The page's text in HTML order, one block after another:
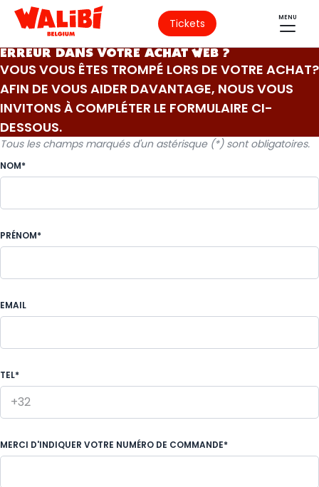
Tickets MENU
ERREUR DANS VOTRE ACHAT WEB ?
VOUS VOUS ÊTES TROMPÉ LORS DE VOTRE ACHAT?
AFIN DE VOUS AIDER DAVANTAGE, NOUS VOUS
INVITONS À COMPLÉTER LE FORMULAIRE CI-
DESSOUS.
Tous les champs marqués d'un astérisque (*) sont obligatoires.
NOM*
PRÉNOM*
EMAIL
TEL*
MERCI D'INDIQUER VOTRE NUMÉRO DE COMMANDE*